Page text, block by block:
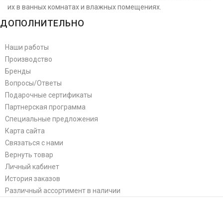
их в ванных комнатах и влажных помещениях.
ДОПОЛНИТЕЛЬНО
Наши работы
Производство
Бренды
Вопросы/Ответы
Подарочные сертификаты
Партнерская программа
Специальные предложения
Карта сайта
Связаться с нами
Вернуть товар
Личный кабинет
История заказов
Различный ассортимент в наличии